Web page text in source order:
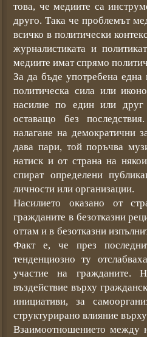
това, че медиите са
друго. Така че проблемът
всичко в политически
журналистиката и
медиите имат спрямо
За да бъде употребена една
политическа сила или
насилие по един или друг
оставащо без
налагане на демократични
дава пари, той поръчва
натиск и от страна на
спират определени
личности или организации.
Насилието оказано от
гражданите в безотказни
оттам и в безотказни
Факт е, че през
тенденциозно ту
участие на гражданите.
въздействие върху
инициативи, за
структурирано влияние
Взаимоотношението между